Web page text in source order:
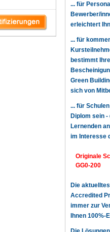
... für
Bewerber/
erleichtert
... für
bestimmt
Green
sich von
... für
Diplom sein
Lernenden
im Interesse
Originale
GG0-200
Die
Accredited
immer zur
Ihnen